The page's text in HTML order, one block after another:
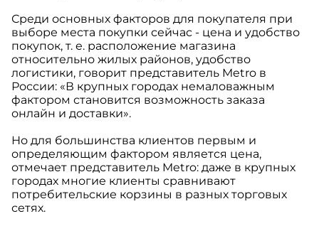
Среди основных факторов для покупателя при
выборе места покупки сейчас - цена и удобство
покупок, т. е. расположение магазина
относительно жилых районов, удобство
логистики, говорит представитель Metro в
России: «В крупных городах немаловажным
фактором становится возможность заказа
онлайн и доставки».
Но для большинства клиентов первым и
определяющим фактором является цена,
отмечает представитель Metro: даже в крупных
городах многие клиенты сравнивают
потребительские корзины в разных торговых
сетях.